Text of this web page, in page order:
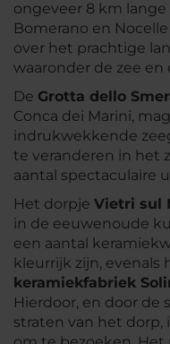
ongeveer 8 km
Bomerano en
over het prachtige
waaronder de zee en
De Grotta dello
Conca dei Marini,
indrukwekkende
te veranderen in het
aantal spectaculaire
Het dorpje Vietri sul
in de eeuwenoude
een aantal
kleurrijk zijn, evenals
keramiekfabriek
Hierdoor, en door de
straten van het dorp,